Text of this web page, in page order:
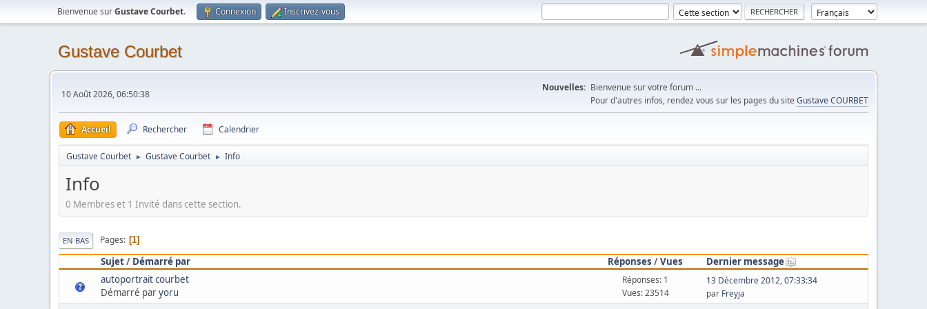
Bienvenue surGustave Courbet. Connexion Inscrivez-vous
Gustave Courbet
10 Août 2026, 06:50:38
Nouvelles: Bienvenue sur votre forum ...
Pour d'autres infos, rendez vous sur les pages du site Gustave COURBET
Accueil Rechercher Calendrier
Gustave Courbet ► Gustave Courbet ► Info
Info
0 Membres et 1 Invité dans cette section.
EN BAS Pages 1
Sujet/ Démarré par Réponses /Vues
Dernier message
autoportrait courbet
Démarré paryoru
Réponses: 1
Vues: 23514
13 Décembre 2012, 07:33:34
par Freyja